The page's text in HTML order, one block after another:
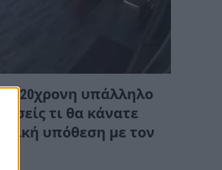
20χρονη υπάλληλο
Εσείς τι θα κάνατε
υπόθεση με τον